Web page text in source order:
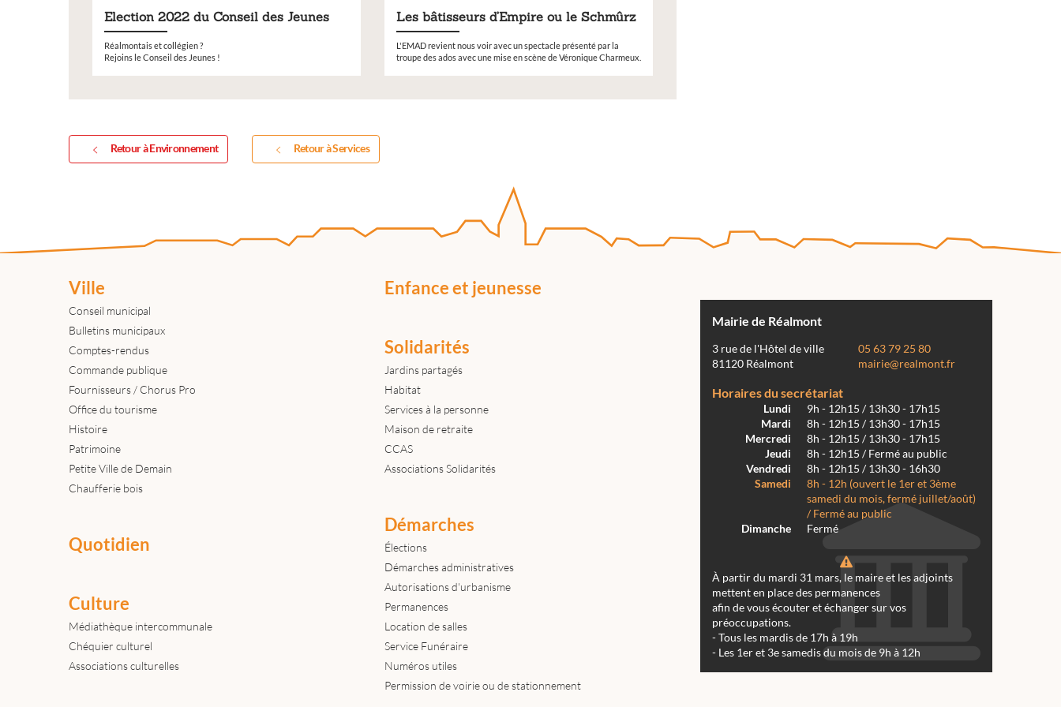
Election 2022 du Conseil des Jeunes
Réalmontais et collégien ?
Rejoins le Conseil des Jeunes !
Les bâtisseurs d’Empire ou le Schmûrz
L'EMAD revient nous voir avec un spectacle présenté par la
troupe des ados avec une mise en scène de Véronique Charmeux.
Retour à Environnement Retour à Services
Ville
Conseil municipal
Bulletins municipaux
Comptes-rendus
Commande publique
Fournisseurs / Chorus Pro
Office du tourisme
Histoire
Patrimoine
Petite Ville de Demain
Chaufferie bois
Quotidien
Culture
Médiathèque intercommunale
Chéquier culturel
Associations culturelles
Enfance et jeunesse
Solidarités
Jardins partagés
Habitat
Services à la personne
Maison de retraite
CCAS
Associations Solidarités
Démarches
Élections
Démarches administratives
Autorisations d'urbanisme
Permanences
Location de salles
Service Funéraire
Numéros utiles
Permission de voirie ou de stationnement
Mairie de Réalmont
3 rue de l'Hôtel de ville
81120 Réalmont
05 63 79 25 80
mairie@realmont.fr
Horaires du secrétariat
Lundi
9h - 12h15 / 13h30 - 17h15
Mardi
8h - 12h15 / 13h30 - 17h15
Mercredi
8h - 12h15 / 13h30 - 17h15
Jeudi
8h - 12h15 / Fermé au public
Vendredi
8h - 12h15 / 13h30 - 16h30
Samedi
8h - 12h (ouvert le 1er et 3ème
samedi du mois, fermé juillet/août)
/ Fermé au public
Dimanche
Fermé
À partir du mardi 31 mars, le maire et les adjoints
mettent en place des permanences
afin de vous écouter et échanger sur vos
préoccupations.
- Tous les mardis de 17h à 19h
- Les 1er et 3e samedis du mois de 9h à 12h